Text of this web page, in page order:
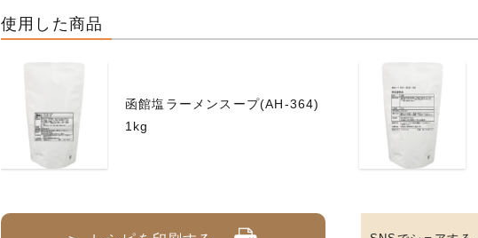
使用した商品
函館塩ラーメンスープ(AH-364)
1kg